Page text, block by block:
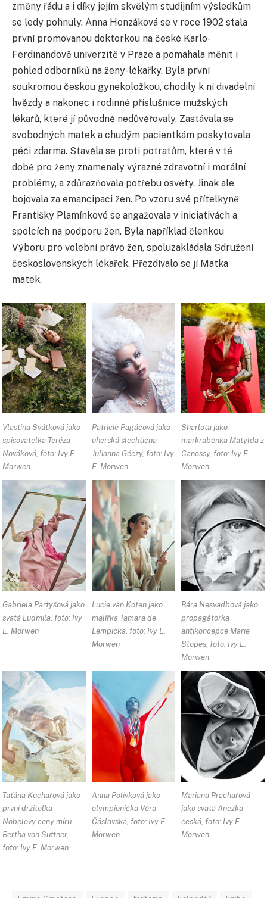
změny řádu a i díky jejím skvělým studijním výsledkům
se ledy pohnuly. Anna Honzáková se v roce 1902 stala
první promovanou doktorkou na české Karlo-
Ferdinandově univerzitě v Praze a pomáhala měnit i
pohled odborníků na ženy-lékařky. Byla první
soukromou českou gynekoložkou, chodily k ní divadelní
hvězdy a nakonec i rodinné příslušnice mužských
lékařů, které jí původně nedůvěřovaly. Zastávala se
svobodných matek a chudým pacientkám poskytovala
péči zdarma. Stavěla se proti potratům, které v té
době pro ženy znamenaly výrazné zdravotní i morální
problémy, a zdůrazňovala potřebu osvěty. Jinak ale
bojovala za emancipaci žen. Po vzoru své přítelkyně
Františky Plamínkové se angažovala v iniciativách a
spolcích na podporu žen. Byla například členkou
Výboru pro volební právo žen, spoluzakládala Sdružení
československých lékařek. Přezdívalo se jí Matka
matek.
Vlastina Svátková jako
spisovatelka Teréza
Nováková, foto: Ivy E.
Morwen
Patricie Pagáčová jako
uherská šlechtična
Julianna Géczy, foto: Ivy
E. Morwen
Sharlota jako
markraběnka Matylda z
Canossy, foto: Ivy E.
Morwen
Gabriela Partyšová jako
svatá Ludmila, foto: Ivy
E. Morwen
Lucie van Koten jako
malířka Tamara de
Lempicka, foto: Ivy E.
Morwen
Bára Nesvadbová jako
propagátorka
antikoncepce Marie
Stopes, foto: Ivy E.
Morwen
Taťána Kuchařová jako
první držitelka
Nobelovy ceny míru
Bertha von Suttner,
foto: Ivy E. Morwen
Anna Polívková jako
olympionička Věra
Čáslavská, foto: Ivy E.
Morwen
Mariana Prachařová
jako svatá Anežka
česká, foto: Ivy E.
Morwen